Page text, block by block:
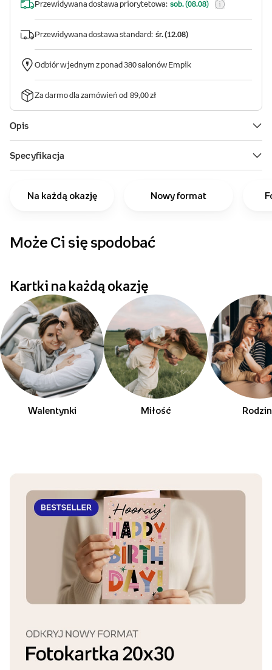
Na każdą okazję Nowy format
Może Ci się spodobać
Kartki na każdą okazję
Walentynki Miłość